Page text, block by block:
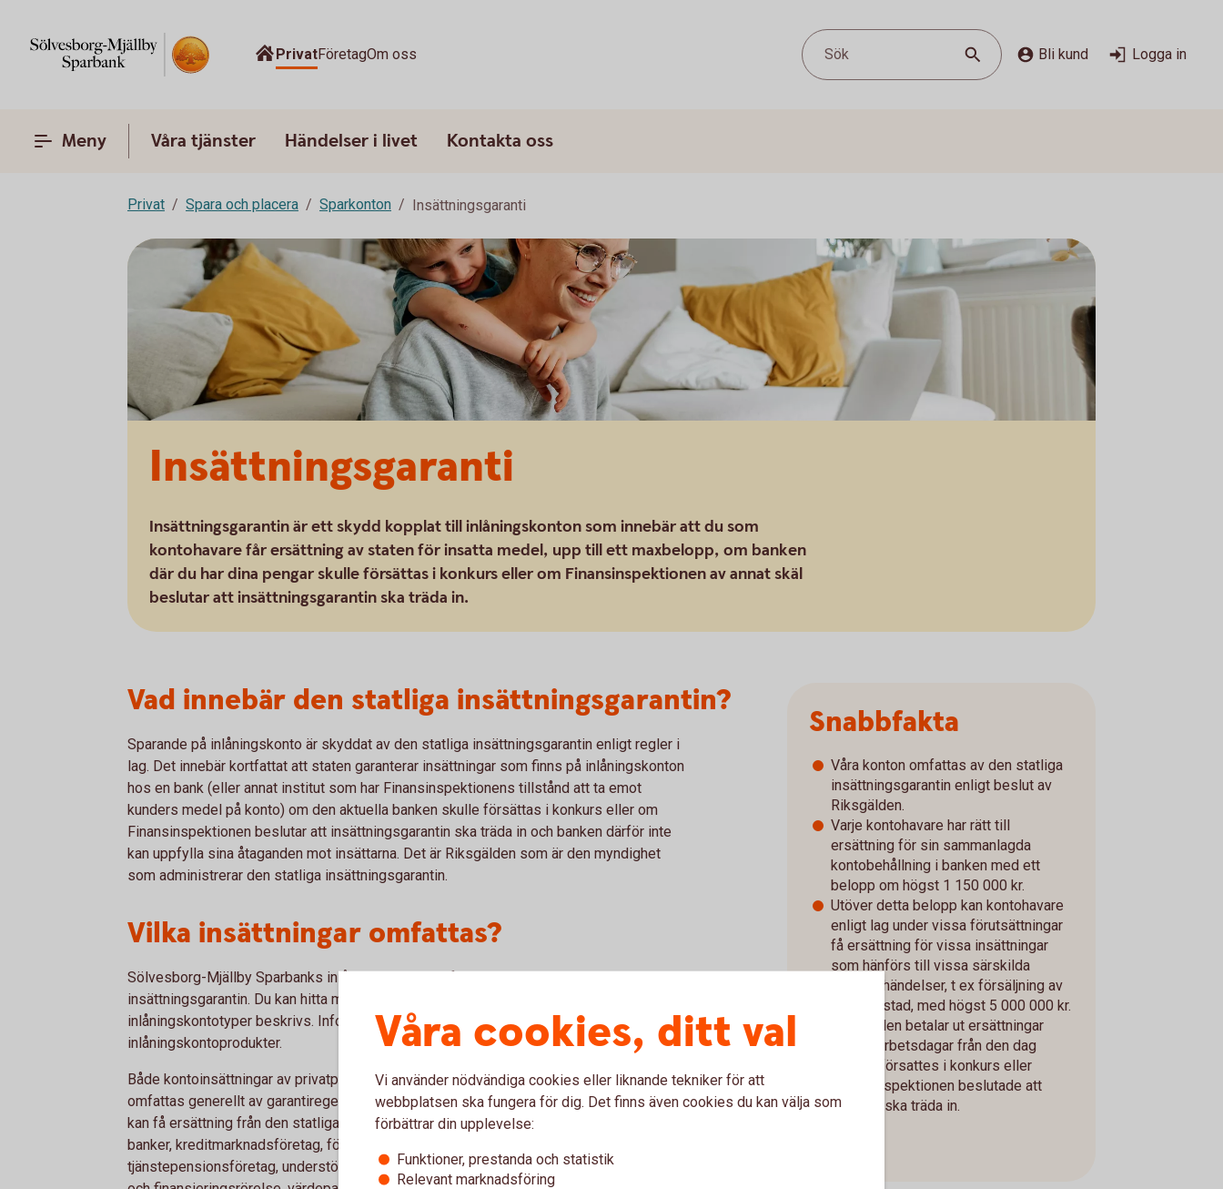
PrivatFöretagOm oss Sök Bli kund Logga in
Meny Våra tjänster Händelser i livet Kontakta oss
Privat Spara och placera Sparkonton Insättningsgaranti
Insättningsgaranti
Insättningsgarantin är ett skydd kopplat till inlåningskonton som innebär att du som
kontohavare får ersättning av staten för insatta medel, upp till ett maxbelopp, om banken
där du har dina pengar skulle försättas i konkurs eller om Finansinspektionen av annat skäl
beslutar att insättningsgarantin ska träda in.
Vad innebär den statliga insättningsgarantin?
Sparande på inlåningskonto är skyddat av den statliga insättningsgarantin enligt regler i
lag. Det innebär kortfattat att staten garanterar insättningar som finns på inlåningskonton
hos en bank (eller annat institut som har Finansinspektionens tillstånd att ta emot
kunders medel på konto) om den aktuella banken skulle försättas i konkurs eller om
Finansinspektionen beslutar att insättningsgarantin ska träda in och banken därför inte
kan uppfylla sina åtaganden mot insättarna. Det är Riksgälden som är den myndighet
som administrerar den statliga insättningsgarantin.
Vilka insättningar omfattas?
Sölvesborg-Mjällby Sparbanks inlåningskonton omfattas av den statliga
insättningsgarantin. Du kan hitta mer information om detta på de sidor där olika
inlåningskontotyper beskrivs. Information finns också i de allmänna villkoren för olika
inlåningskontoprodukter.
Både kontoinsättningar av privatpersoner och näringsidkare/företag (inklusive dödsbon)
omfattas generellt av garantiregelverket, men det finns vissa typer av företag som inte
kan få ersättning från den statliga insättningsgarantin enligt lagen om insättningsgaranti:
banker, kreditmarknadsföretag, försäkrings- och återförsäkringsföretag,
tjänstepensionsföretag, understödsföreningar, finansiella institut enligt lagen om bank-
Snabbfakta
Våra konton omfattas av den statliga
insättningsgarantin enligt beslut av
Riksgälden.
Varje kontohavare har rätt till
ersättning för sin sammanlagda
kontobehållning i banken med ett
belopp om högst 1 150 000 kr.
Utöver detta belopp kan kontohavare
enligt lag under vissa förutsättningar
få ersättning för vissa insättningar
som hänförs till vissa särskilda
angivna händelser, t ex försäljning av
privatbostad, med högst 5 000 000 kr.
Riksgälden betalar ut ersättningar
inom 7 arbetsdagar från den dag
banken försattes i konkurs eller
Finansinspektionen beslutade att
garantin ska träda in.
Våra cookies, ditt val
Vi använder nödvändiga cookies eller liknande tekniker för att
webbplatsen ska fungera för dig. Det finns även cookies du kan välja som
förbättrar din upplevelse:
Funktioner, prestanda och statistik
Relevant marknadsföring